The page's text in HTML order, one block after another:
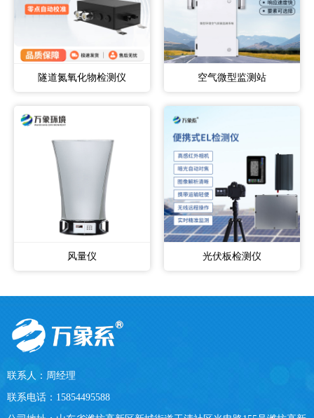
隧道氮氧化物检测仪 空气微型监测站
风量仪 光伏板检测仪
联系人：周经理
联系电话：15854495588